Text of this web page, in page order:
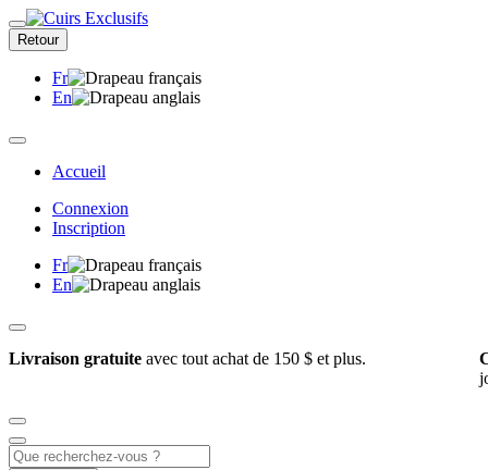
Retour
Fr
En
Accueil
Connexion
Inscription
Fr
En
Livraison gratuite avec tout achat de 150 $ et plus.